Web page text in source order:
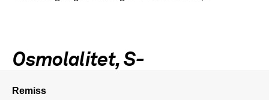
Osmolalitet, S-
Remiss